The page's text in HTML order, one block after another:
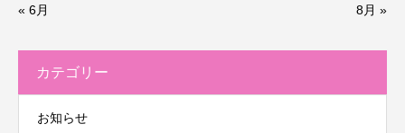
« 6月 8月 »
カテゴリー
お知らせ